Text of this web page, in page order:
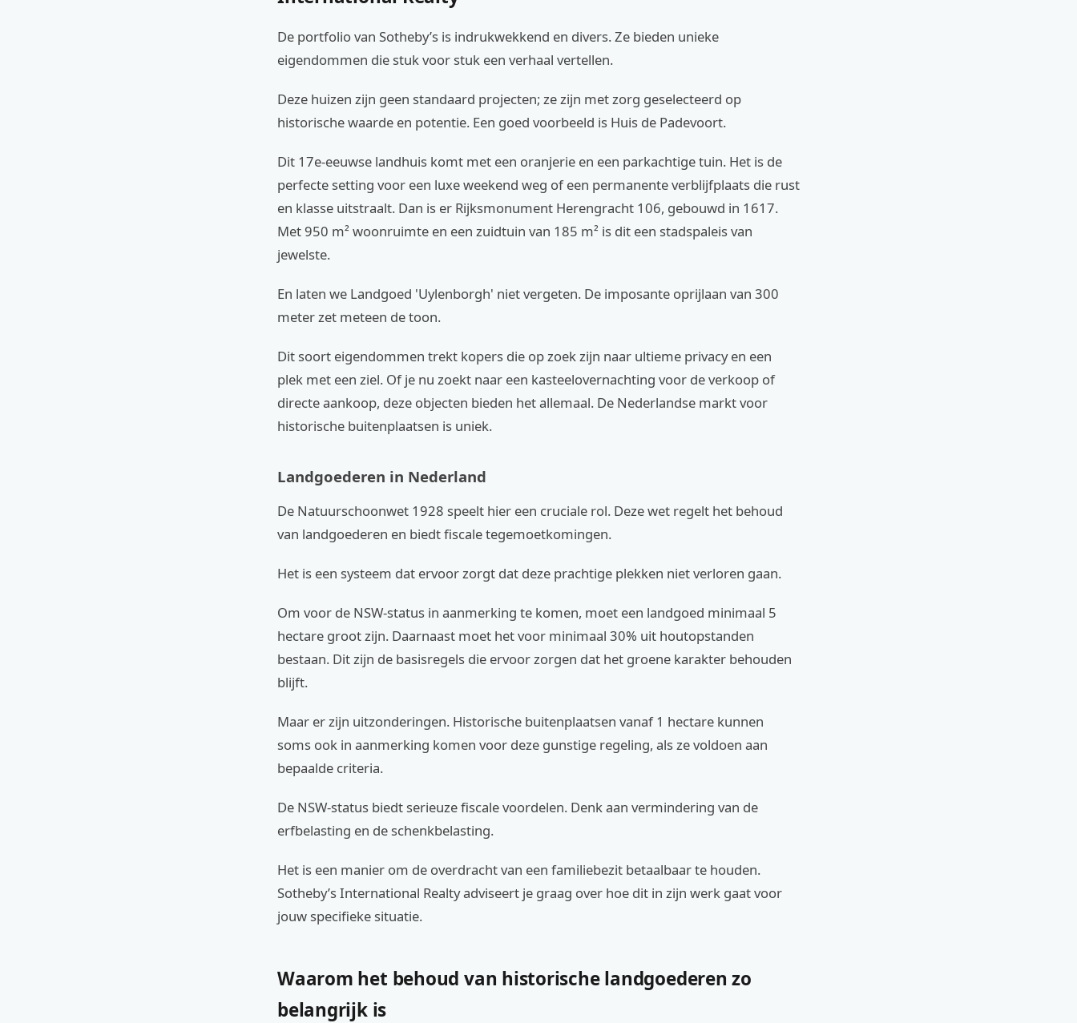
De portfolio van Sotheby’s is indrukwekkend en divers. Ze bieden unieke
eigendommen die stuk voor stuk een verhaal vertellen.
Deze huizen zijn geen standaard projecten; ze zijn met zorg geselecteerd op
historische waarde en potentie. Een goed voorbeeld is Huis de Padevoort.
Dit 17e-eeuwse landhuis komt met een oranjerie en een parkachtige tuin. Het is de
perfecte setting voor een luxe weekend weg of een permanente verblijfplaats die rust
en klasse uitstraalt. Dan is er Rijksmonument Herengracht 106, gebouwd in 1617.
Met 950 m² woonruimte en een zuidtuin van 185 m² is dit een stadspaleis van
jewelste.
En laten we Landgoed 'Uylenborgh' niet vergeten. De imposante oprijlaan van 300
meter zet meteen de toon.
Dit soort eigendommen trekt kopers die op zoek zijn naar ultieme privacy en een
plek met een ziel. Of je nu zoekt naar een kasteelovernachting voor de verkoop of
directe aankoop, deze objecten bieden het allemaal. De Nederlandse markt voor
historische buitenplaatsen is uniek.
Landgoederen in Nederland
De Natuurschoonwet 1928 speelt hier een cruciale rol. Deze wet regelt het behoud
van landgoederen en biedt fiscale tegemoetkomingen.
Het is een systeem dat ervoor zorgt dat deze prachtige plekken niet verloren gaan.
Om voor de NSW-status in aanmerking te komen, moet een landgoed minimaal 5
hectare groot zijn. Daarnaast moet het voor minimaal 30% uit houtopstanden
bestaan. Dit zijn de basisregels die ervoor zorgen dat het groene karakter behouden
blijft.
Maar er zijn uitzonderingen. Historische buitenplaatsen vanaf 1 hectare kunnen
soms ook in aanmerking komen voor deze gunstige regeling, als ze voldoen aan
bepaalde criteria.
De NSW-status biedt serieuze fiscale voordelen. Denk aan vermindering van de
erfbelasting en de schenkbelasting.
Het is een manier om de overdracht van een familiebezit betaalbaar te houden.
Sotheby’s International Realty adviseert je graag over hoe dit in zijn werk gaat voor
jouw specifieke situatie.
Waarom het behoud van historische landgoederen zo
belangrijk is